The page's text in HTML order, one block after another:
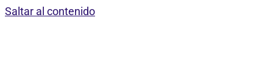
Saltar al contenido